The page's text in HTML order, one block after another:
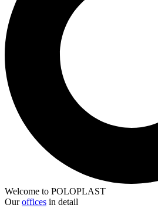
Welcome to POLOPLAST
Ouroffices in detail